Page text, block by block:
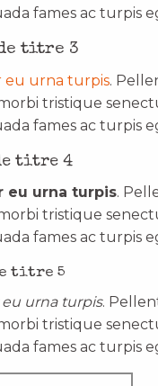
fames ac turpis
titre 3
eu urna turpis.
tristique
fames ac turpis
titre 4
eu urna turpis.
tristique
fames ac turpis
titre 5
urna turpis.
tristique
fames ac turpis